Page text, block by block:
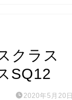
クラス
SQ12
2020年5月20日